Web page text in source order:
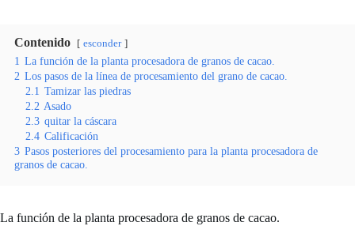
Contenido esconder
1 La función de la planta procesadora de granos de cacao.
2 Los pasos de la línea de procesamiento del grano de cacao.
2.1 Tamizar las piedras
2.2 Asado
2.3 quitar la cáscara
2.4 Calificación
3 Pasos posteriores del procesamiento para la planta procesadora de
granos de cacao.
La función de la planta procesadora de granos de cacao.